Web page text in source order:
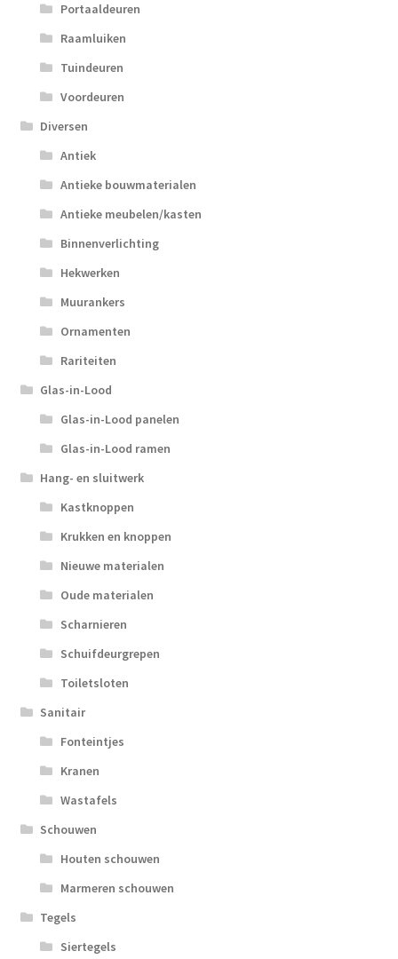
Portaaldeuren
Raamluiken
Tuindeuren
Voordeuren
Diversen
Antiek
Antieke bouwmaterialen
Antieke meubelen/kasten
Binnenverlichting
Hekwerken
Muurankers
Ornamenten
Rariteiten
Glas-in-Lood
Glas-in-Lood panelen
Glas-in-Lood ramen
Hang- en sluitwerk
Kastknoppen
Krukken en knoppen
Nieuwe materialen
Oude materialen
Scharnieren
Schuifdeurgrepen
Toiletsloten
Sanitair
Fonteintjes
Kranen
Wastafels
Schouwen
Houten schouwen
Marmeren schouwen
Tegels
Siertegels